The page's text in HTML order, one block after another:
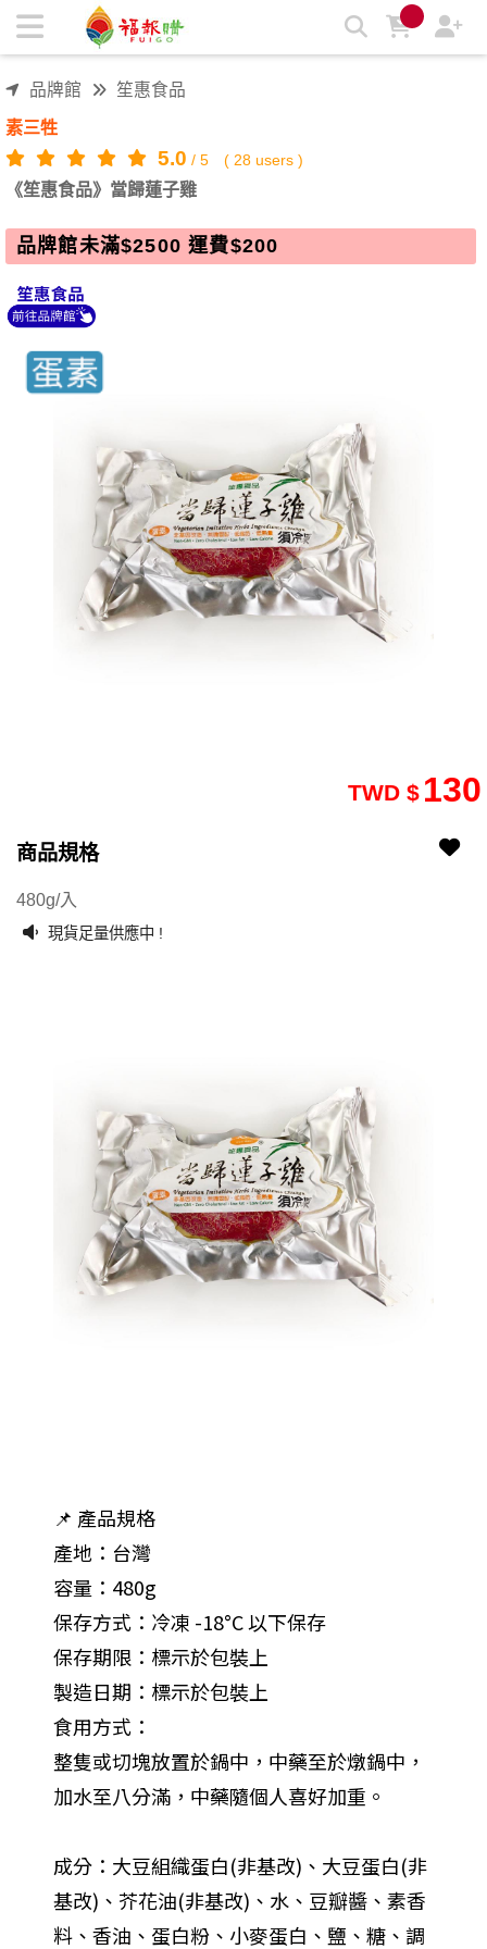
《笙惠食品》當歸蓮子雞 | 福報購蔬食購物商城
品牌館 笙惠食品
素三牲
5.0 / 5 ( 28 users )
《笙惠食品》當歸蓮子雞
品牌館未滿$2500 運費$200
130
TWD $
商品規格
480g/入
現貨足量供應中 !
📌 產品規格
產地：台灣
容量：480g
保存方式：冷凍 -18°C 以下保存
保存期限：標示於包裝上
製造日期：標示於包裝上
食用方式：
整隻或切塊放置於鍋中，中藥至於燉鍋中，
加水至八分滿，中藥隨個人喜好加重。
成分：大豆組織蛋白(非基改)、大豆蛋白(非
基改)、芥花油(非基改)、水、豆瓣醬、素香
料、香油、蛋白粉、小麥蛋白、鹽、糖、調